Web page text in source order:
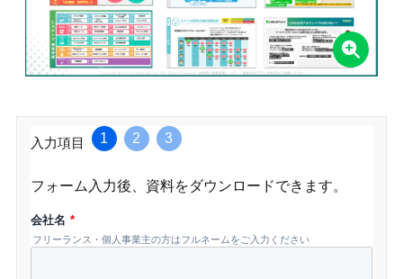
入力項目 1 2 3
フォーム入力後、資料をダウンロードできます。
会社名 *
フリーランス・個人事業主の方はフルネームをご入力ください